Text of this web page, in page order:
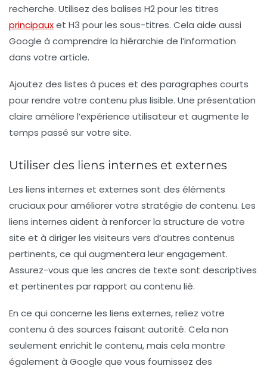
recherche. Utilisez des balises H2 pour les titres
principauxet H3 pour les sous-titres. Cela aide aussi
Google à comprendre la hiérarchie de l’information
dans votre article.
Ajoutez des listes à puces et des paragraphes courts
pour rendre votre contenu plus lisible. Une présentation
claire améliore l’expérience utilisateur et augmente le
temps passé sur votre site.
Utiliser des liens internes et externes
Les liens internes et externes sont des éléments
cruciaux pour améliorer votre stratégie de contenu. Les
liens internes aident à renforcer la structure de votre
site et à diriger les visiteurs vers d’autres contenus
pertinents, ce qui augmentera leur engagement.
Assurez-vous que les ancres de texte sont descriptives
et pertinentes par rapport au contenu lié.
En ce qui concerne les liens externes, reliez votre
contenu à des sources faisant autorité. Cela non
seulement enrichit le contenu, mais cela montre
également à Google que vous fournissez des